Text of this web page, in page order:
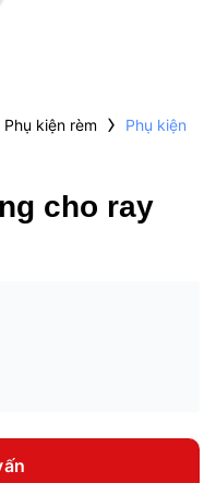
Phụ kiện rèm ›
Phụ kiện
cho ray